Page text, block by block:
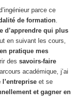
parce ce
de formation.
d’apprendre qui plus
en suivant les cours,
pratique mes
des savoirs-faire
académique, j’ai
et se
et gagner en